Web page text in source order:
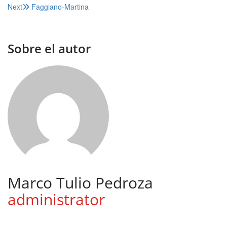
de
Next
Faggiano-Martina
Sobre el autor
Marco Tulio Pedroza
administrator